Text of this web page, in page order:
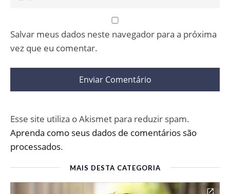
Salvar meus dados neste navegador para a próxima
vez que eu comentar.
Esse site utiliza o Akismet para reduzir spam.
Aprenda como seus dados de comentários são
processados.
MAIS DESTA CATEGORIA